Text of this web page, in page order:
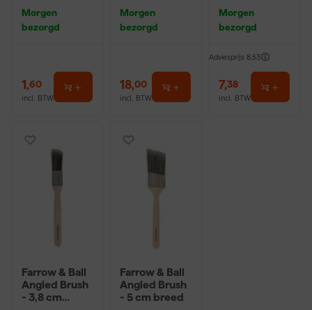
Morgen
bezorgd
1,60
incl. BTW
Morgen
bezorgd
18,00
incl. BTW
Morgen
bezorgd
Adviesprijs 8,53
7,38
incl. BTW
Farrow & Ball
Angled Brush
- 3,8 cm
Farrow & Ball
Angled Brush
- 5 cm breed